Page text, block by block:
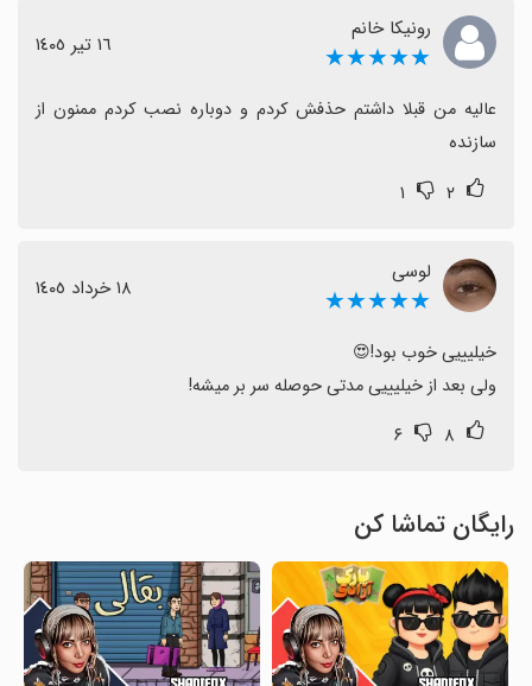
رونیکا خانم
★★★★★ ١٦ تیر ١٤٠٥
سازنده
۲ ۱
لوسی
★★★★★ ١٨ خرداد ١٤٠٥
ولی بعد از خیلیییی مدتی حوصله سر بر میشه!
۸ ۶
رایگان تماشا کن